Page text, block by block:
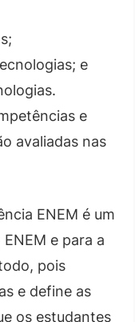
e
e
avaliadas nas
ENEM é um
e para a
pois
e define as
os estudantes